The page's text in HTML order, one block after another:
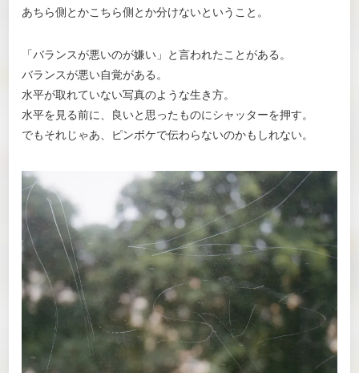
あちら側とかこちら側とか分けないということ。
「バランスが悪いのが嫌い」と言われたことがある。
バランスが悪い自覚がある。
水平が取れていない写真のような生き方。
水平を見る前に、良いと思ったものにシャッターを押す。
でもそれじゃあ、ピンボケで伝わらないのかもしれない。